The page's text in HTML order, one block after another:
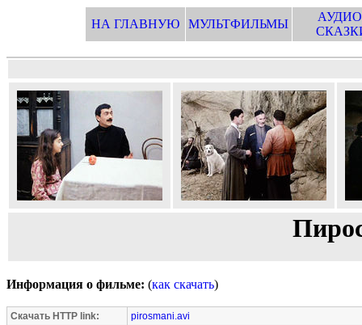
НА ГЛАВНУЮ МУЛЬТФИЛЬМЫ
Информация о фильме: (как скачать)
Скачать HTTP link:
pirosmani.avi